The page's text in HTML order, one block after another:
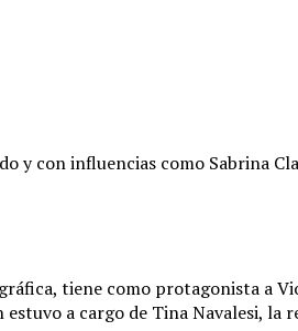
y con influencias como Sabrina
tiene como protagonista a
estuvo a cargo de Tina Navalesi,